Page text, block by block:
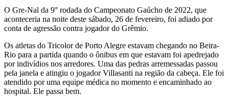
O Gre-Nal da 9° rodada do Campeonato Gaúcho de 2022, que
aconteceria na noite deste sábado, 26 de fevereiro, foi adiado por
conta de agressão contra jogador do Grêmio.
Os atletas do Tricolor de Porto Alegre estavam chegando no Beira-
Rio para a partida quando o ônibus em que estavam foi apedrejado
por indivídios nos arredores. Uma das pedras arremessadas passou
pela janela e atingiu o jogador Villasanti na região da cabeça. Ele foi
atendido por uma equipe médica no momento e encaminhado ao
hospital. Ele passa bem.